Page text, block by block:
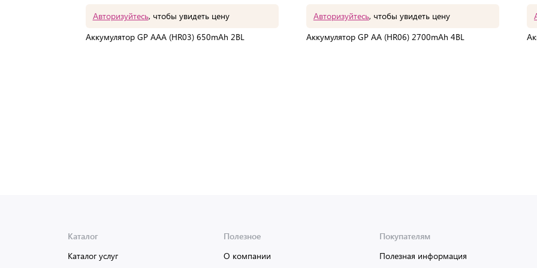
Авторизуйтесь, чтобы увидеть цену
Аккумулятор GP AAA (HR03) 650mAh 2BL
Авторизуйтесь, чтобы увидеть цену
Аккумулятор GP AA (HR06) 2700mAh 4BL
Каталог
Каталог услуг
Полезное
О компании
Покупателям
Полезная информация